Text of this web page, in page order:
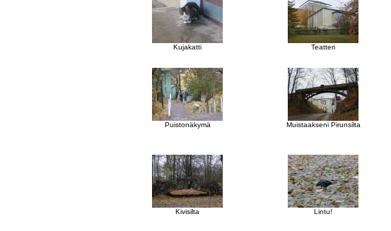
Kujakatti Teatteri
Puistonäkymä Muistaakseni Pirunsilta
Kivisilta Lintu!